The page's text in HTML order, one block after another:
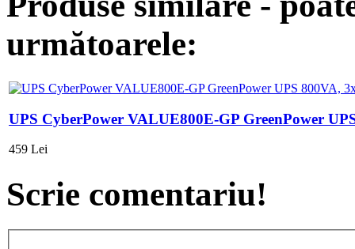
următoarele:
UPS CyberPower VALUE800E-GP GreenPower
459 Lei
Scrie comentariu!